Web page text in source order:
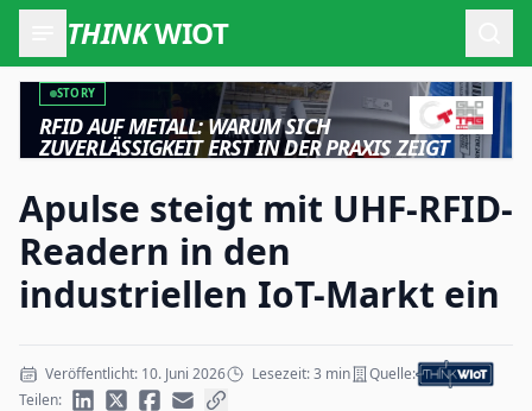
THINKWIOT
STORY
RFID AUF METALL: WARUM SICH
ZUVERLÄSSIGKEIT ERST IN DER PRAXIS ZEIGT
Apulse steigt mit UHF-RFID-
Readern in den
industriellen IoT-Markt ein
Veröffentlicht: 10. Juni 2026 Lesezeit: 3 min
Quelle:
Teilen: